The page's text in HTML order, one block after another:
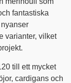
fantastiska
varianter, vilket
till ett mycket
cardigans och